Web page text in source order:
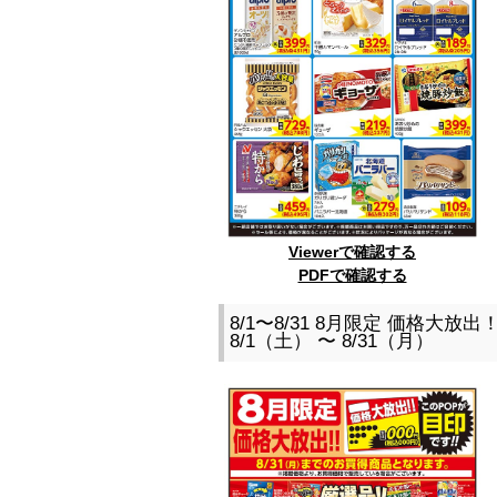
Viewerで確認する
PDFで確認する
8/1〜8/31 8月限定 価格大放出
8/1（土） 〜 8/31（月）